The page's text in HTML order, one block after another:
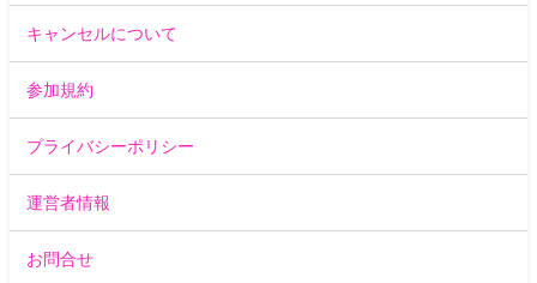
キャンセルについて
参加規約
プライバシーポリシー
運営者情報
お問合せ